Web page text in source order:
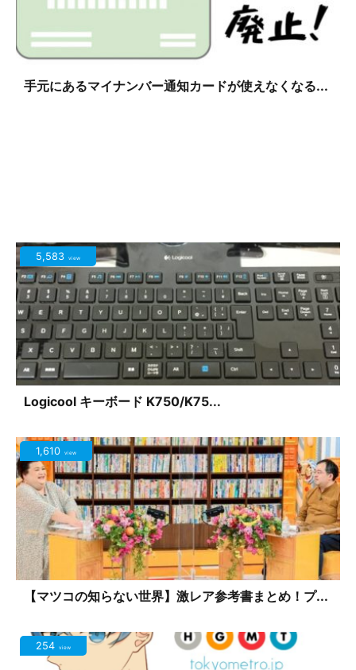
手元にあるマイナンバー通知カードが使えなくなる...
5,583 view
Logicool キーボード K750/K75...
1,610 view
【マツコの知らない世界】激レア参考書まとめ！プ...
254 view